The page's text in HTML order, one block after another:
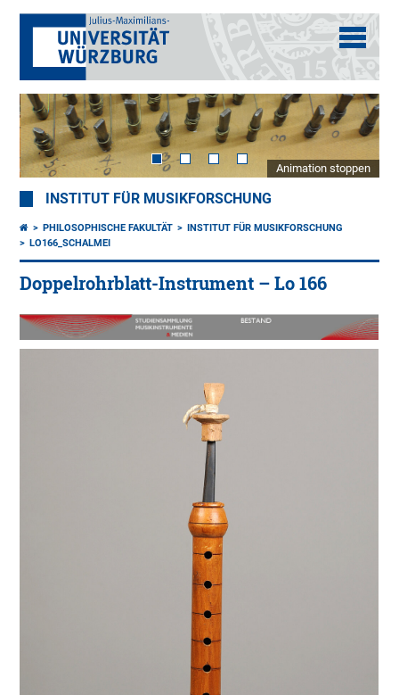
Animation stoppen
INSTITUT FÜR MUSIKFORSCHUNG
PHILOSOPHISCHE FAKULTÄT
INSTITUT FÜR MUSIKFORSCHUNG
LO166_SCHALMEI
Doppelrohrblatt-Instrument – Lo 166